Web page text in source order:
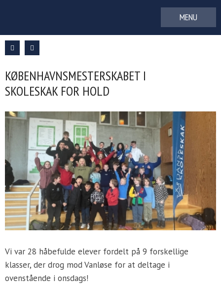
KØBENHAVNSMESTERSKABET I
SKOLESKAK FOR HOLD
Vi var 28 håbefulde elever fordelt på 9 forskellige
klasser, der drog mod Vanløse for at deltage i
ovenstående i onsdags!